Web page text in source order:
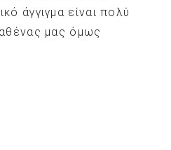
άγγιγμα είναι πολύ
μας όμως